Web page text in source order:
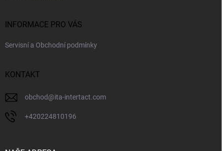
INFORMACE PRO VÁS
Servisní a Obchodní podmínky
KONTAKT
obchod@ita-intertact.com
+420224810196